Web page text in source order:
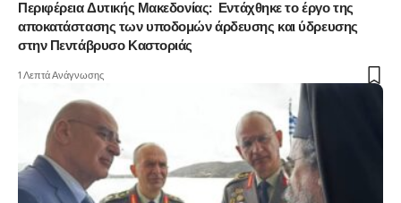
Περιφέρεια Δυτικής Μακεδονίας: Εντάχθηκε το έργο της
αποκατάστασης των υποδομών άρδευσης και ύδρευσης
στην Πεντάβρυσο Καστοριάς
1 Λεπτά Ανάγνωσης